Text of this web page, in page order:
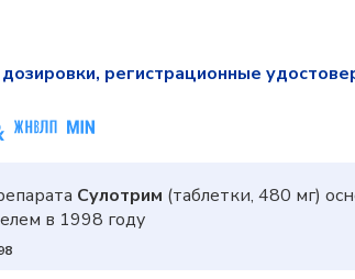
регистрационные
Сулотрим (таблетки, 480 мг)
в 1998 году